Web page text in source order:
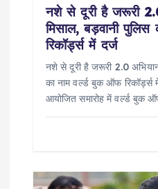
नशे से दूरी है जरूरी
मिसाल, बड़वानी
रिकॉर्ड्स में दर्ज
नशे से दूरी है जरूरी 2.0
का नाम वर्ल्ड बुक ऑफ रिकॉर्ड्स
आयोजित समारोह में वर्ल्ड बुक